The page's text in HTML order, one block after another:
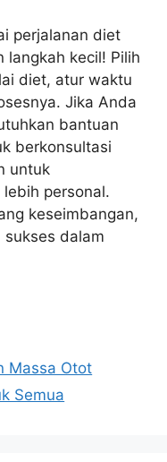
perjalanan diet
langkah kecil! Pilih
diet, atur waktu
Jika Anda
bantuan
berkonsultasi
untuk
personal.
keseimbangan,
dalam
Massa Otot
Semua